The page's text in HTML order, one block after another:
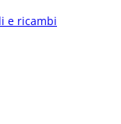
e ricambi